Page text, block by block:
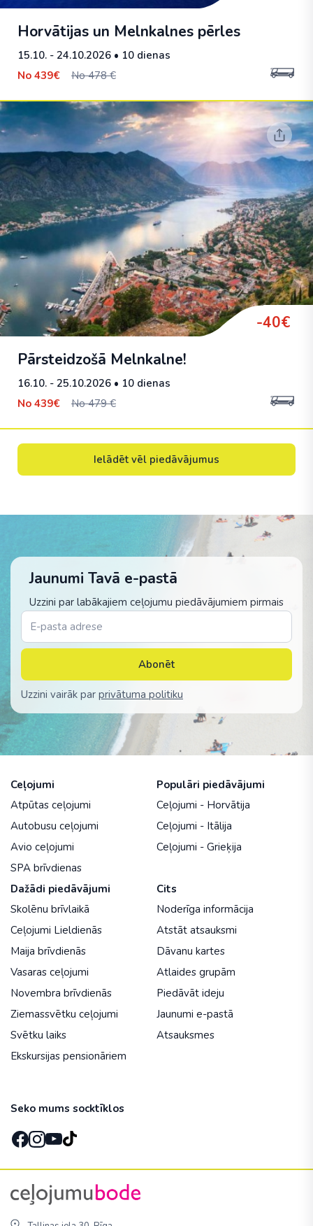
Horvātijas un Melnkalnes pērles
15.10. - 24.10.2026 • 10 dienas
No 439€ No 478 €
-40€
Pārsteidzošā Melnkalne!
16.10. - 25.10.2026 • 10 dienas
No 439€ No 479 €
Ielādēt vēl piedāvājumus
Jaunumi Tavā e-pastā
Uzzini par labākajiem ceļojumu piedāvājumiem pirmais
Abonēt
Uzzini vairāk par privātuma politiku
Ceļojumi
Atpūtas ceļojumi
Autobusu ceļojumi
Avio ceļojumi
SPA brīvdienas
Populāri piedāvājumi
Ceļojumi - Horvātija
Ceļojumi - Itālija
Ceļojumi - Grieķija
Dažādi piedāvājumi
Skolēnu brīvlaikā
Ceļojumi Lieldienās
Maija brīvdienās
Vasaras ceļojumi
Novembra brīvdienās
Ziemassvētku ceļojumi
Svētku laiks
Ekskursijas pensionāriem
Cits
Noderīga informācija
Atstāt atsauksmi
Dāvanu kartes
Atlaides grupām
Piedāvāt ideju
Jaunumi e-pastā
Atsauksmes
Seko mums socktīklos